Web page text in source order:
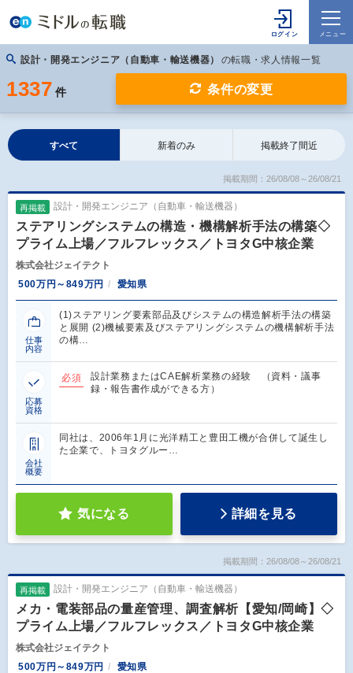
設計・開発エンジニア（自動車・輸送機器） の転職・求人情報一覧
1337 件 条件の変更
すべて 新着のみ 掲載終了間近
掲載期間：26/08/08～26/08/21
再掲載 設計・開発エンジニア（自動車・輸送機器）
ステアリングシステムの構造・機構解析手法の構築◇
プライム上場／フルフレックス／トヨタG中核企業
株式会社ジェイテクト
500万円～849万円
愛知県
仕事
内容
(1)ステアリング要素部品及びシステムの構造解析手法の構築
と展開 (2)機械要素及びステアリングシステムの機構解析手法
の構…
応募
資格
必須
設計業務またはCAE解析業務の経験 （資料・議事
録・報告書作成ができる方）
会社
概要
同社は、2006年1月に光洋精工と豊田工機が合併して誕生し
た企業で、トヨタグルー…
気になる 詳細を見る
掲載期間：26/08/08～26/08/21
再掲載 設計・開発エンジニア（自動車・輸送機器）
メカ・電装部品の量産管理、調査解析【愛知/岡崎】◇
プライム上場／フルフレックス／トヨタG中核企業
株式会社ジェイテクト
500万円～849万円
愛知県